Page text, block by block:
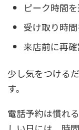
ピーク時間
受け取り時
来店前に再
少し気をつける
す。
電話予約は慣れ